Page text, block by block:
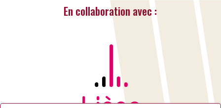
En collaboration avec :